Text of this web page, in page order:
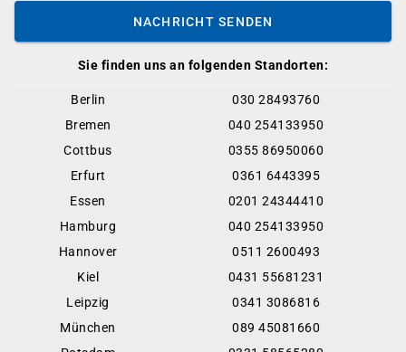
Sie finden uns an folgenden Standorten:
Berlin
030 28493760
Bremen
040 254133950
Cottbus
0355 86950060
Erfurt
0361 6443395
Essen
0201 24344410
Hamburg
040 254133950
Hannover
0511 2600493
Kiel
0431 55681231
Leipzig
0341 3086816
München
089 45081660
NACHRICHT SENDEN